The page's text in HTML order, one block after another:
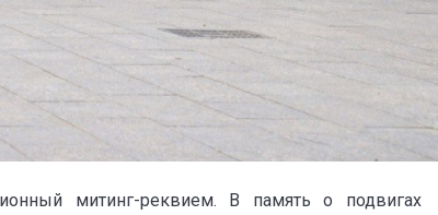
митинг-реквием. В память о подвигах